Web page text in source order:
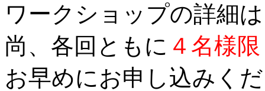
ワークショップの詳細
尚、各回ともに ４名様
お早めにお申し込みく